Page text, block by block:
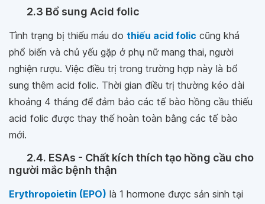
2.3 Bổ sung Acid folic
Tình trạng bị thiếu máu do thiếu acid folic cũng khá
phổ biến và chủ yếu gặp ở phụ nữ mang thai, người
nghiện rượu. Việc điều trị trong trường hợp này là bổ
sung thêm acid folic. Thời gian điều trị thường kéo dài
khoảng 4 tháng để đảm bảo các tế bào hồng cầu thiếu
acid folic được thay thế hoàn toàn bằng các tế bào
mới.
2.4. ESAs - Chất kích thích tạo hồng cầu cho
người mắc bệnh thận
Erythropoietin (EPO) là 1 hormone được sản sinh tại